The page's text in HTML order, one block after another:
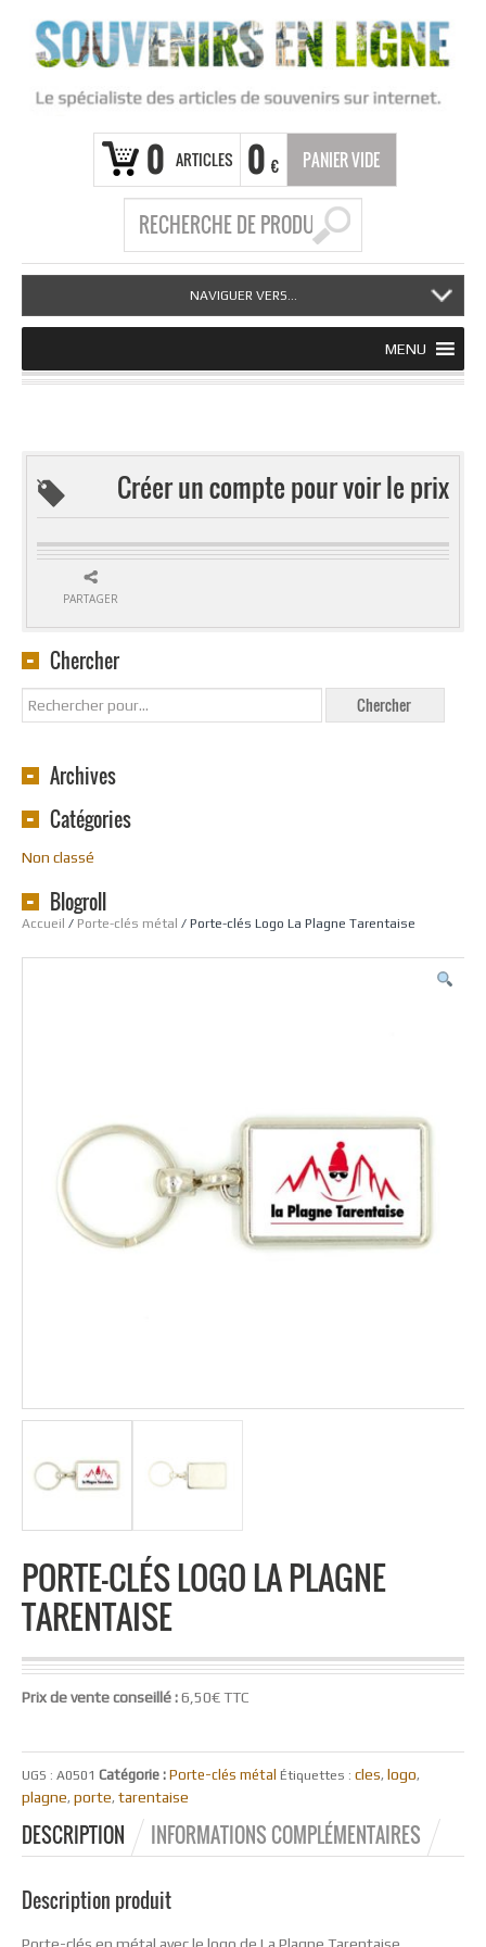
0 ARTICLES 0 € PANIER VIDE
NAVIGUER VERS...
MENU
Accueil / Porte-clés métal / Porte-clés Logo La Plagne Tarentaise
PORTE-CLÉS LOGO LA PLAGNE
TARENTAISE
Prix de vente conseillé :6,50€ TTC
UGS : A0501 Catégorie : Porte-clés métal Étiquettes : cles, logo,
plagne, porte, tarentaise
DESCRIPTION INFORMATIONS COMPLÉMENTAIRES
Description produit
Créer un compte pour voir le prix
PARTAGER
Chercher
Archives
Catégories
Non classé
Blogroll